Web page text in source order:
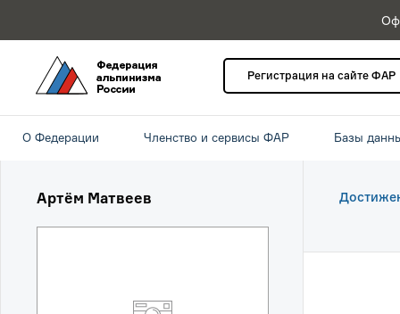
Регистрация на сайте ФАР
О Федерации Членство и сервисы ФАР Базы
Артём Матвеев